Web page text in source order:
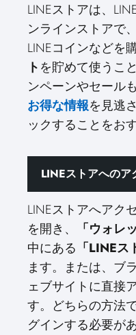
LINEストアは、
ンラインストアで
LINEコインなどを
トを貯めて使うこ
ンペーンやセール
お得な情報を見逃
ックすることをお
LINEストアへのア
LINEストアへアク
を開き、
「ウォレ
中にある 「LINEス
ます。または、ブ
ェブサイトに直接
す。どちらの方法
グインする必要が